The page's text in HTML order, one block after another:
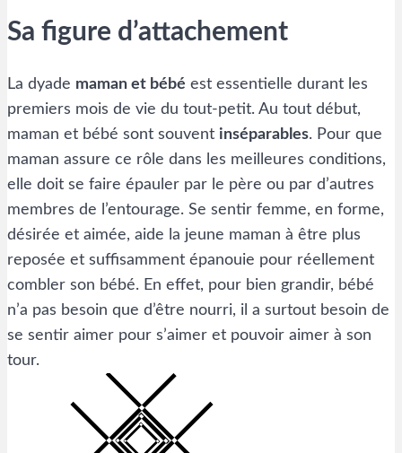
Sa figure d’attachement
La dyade maman et bébé est essentielle durant les
premiers mois de vie du tout-petit. Au tout début,
maman et bébé sont souvent inséparables. Pour que
maman assure ce rôle dans les meilleures conditions,
elle doit se faire épauler par le père ou par d’autres
membres de l’entourage. Se sentir femme, en forme,
désirée et aimée, aide la jeune maman à être plus
reposée et suffisamment épanouie pour réellement
combler son bébé. En effet, pour bien grandir, bébé
n’a pas besoin que d’être nourri, il a surtout besoin de
se sentir aimer pour s’aimer et pouvoir aimer à son
tour.